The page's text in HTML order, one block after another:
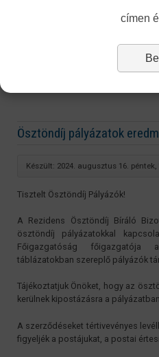
Ösztöndíj pályázatok
Készült: 2024. augusztus 16. péntek,
Tisztelt Ösztöndíj Pályázók!
A Rezidens Ösztöndíj Bíráló
ösztöndíj pályázatokkal
Főigazgatóság
táblázatokban szereplő pályázók
Tájékoztatjuk Önöket, hogy az
kerülnek kipostázásra a
A szerződéseket tértivevényes
figyeljék a postájukat, a postai
címen